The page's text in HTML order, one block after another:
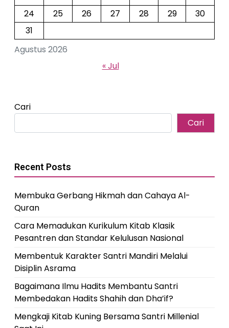
Agustus 2026
24
25 26 27 28 29
30
31
« Jul
Cari
Cari
Recent Posts
Membuka Gerbang Hikmah dan Cahaya Al-
Quran
Cara Memadukan Kurikulum Kitab Klasik
Pesantren dan Standar Kelulusan Nasional
Membentuk Karakter Santri Mandiri Melalui
Disiplin Asrama
Bagaimana Ilmu Hadits Membantu Santri
Membedakan Hadits Shahih dan Dha’if?
Mengkaji Kitab Kuning Bersama Santri Millenial